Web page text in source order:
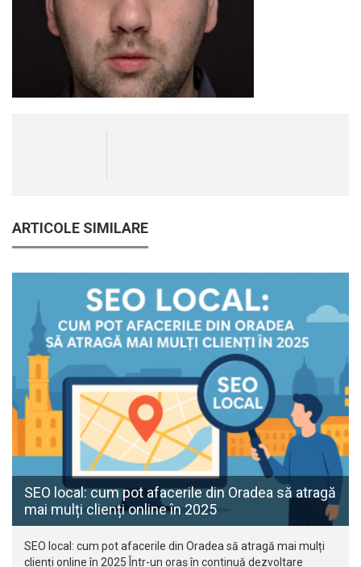
ARTICOLE SIMILARE
SEO local: cum pot afacerile din Oradea să atragă
mai mulți clienți online în 2025
SEO local: cum pot afacerile din Oradea să atragă mai mulți
clienți online în 2025 Într-un oraș în continuă dezvoltare